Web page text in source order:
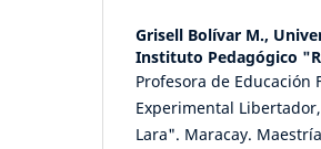
Grisell Bolívar M.,
Instituto Pedagógico
Profesora de Educación
Experimental
Lara". Maracay.